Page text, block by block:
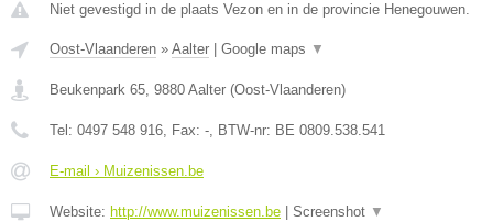
Niet gevestigd in de plaats Vezon en in de provincie Henegouwen.
Oost-Vlaanderen » Aalter Google maps ▼
Beukenpark 65, 9880 Aalter (Oost-Vlaanderen)
Tel: 0497 548 916, Fax: -, BTW-nr: BE 0809.538.541
E-mail › Muizenissen.be
Website: http://www.muizenissen.be Screenshot ▼